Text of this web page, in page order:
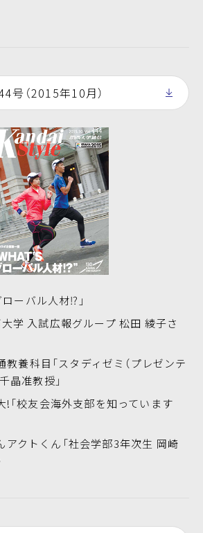
号（2015年10月）
ーバル人材⁉」
学 入試広報グループ 松田 綾子さ
教養科目「スタディゼミ（プレゼンテ
晶准教授」
!「校友会海外支部を知っています
クトくん「社会学部3年次生 岡崎